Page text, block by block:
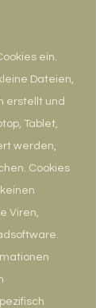
ein.
Dateien,
erstellt und
Tablet,
werden,
Cookies
Viren,